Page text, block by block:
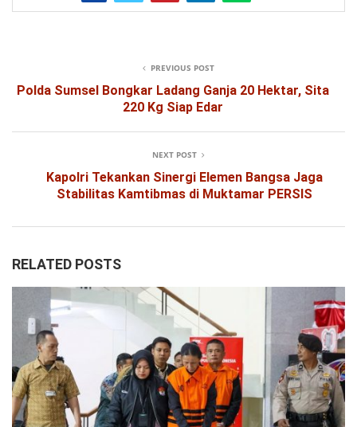
PREVIOUS POST
Polda Sumsel Bongkar Ladang Ganja 20 Hektar, Sita
220 Kg Siap Edar
NEXT POST
Kapolri Tekankan Sinergi Elemen Bangsa Jaga
Stabilitas Kamtibmas di Muktamar PERSIS
RELATED POSTS